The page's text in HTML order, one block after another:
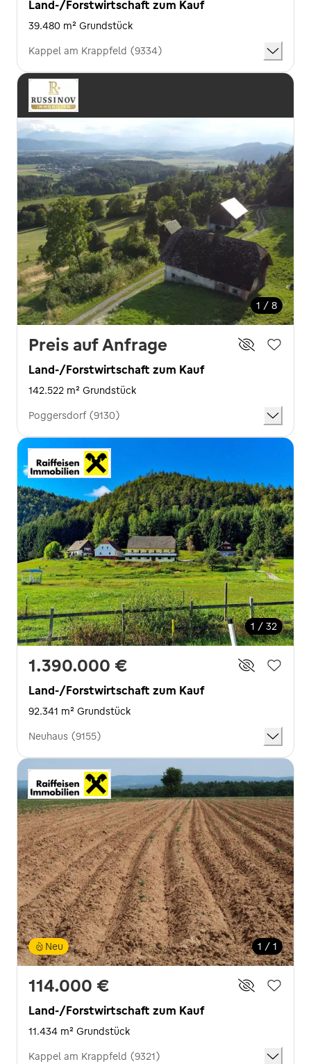
Land-/Forstwirtschaft zum Kauf
39.480 m² Grundstück
Kappel am Krappfeld (9334)
1 / 8
Preis auf Anfrage
Land-/Forstwirtschaft zum Kauf
142.522 m² Grundstück
Poggersdorf (9130)
1 / 32
1.390.000 €
Land-/Forstwirtschaft zum Kauf
92.341 m² Grundstück
Neuhaus (9155)
1 / 1
Neu
114.000 €
Land-/Forstwirtschaft zum Kauf
11.434 m² Grundstück
Kappel am Krappfeld (9321)